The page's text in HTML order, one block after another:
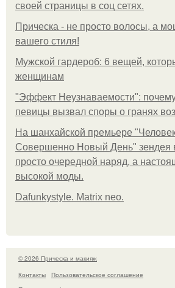
своей страницы в соц сетях.
Прическа - не просто волосы, а
вашего стиля!
Мужской гардероб: 6 вещей,
женщинам
"Эффект Неузнаваемости":
певицы вызвал споры о гранях
На шанхайской премьере
Совершенно Новый День" зендея
просто очередной наряд, а
высокой моды.
Dafunkystyle. Matrix neo.
© 2026 Прическа и макияж
Контакты
Пользовательское соглашение